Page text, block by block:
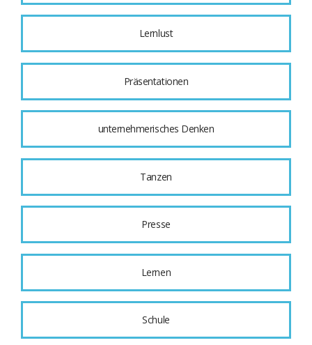
Lernlust
Präsentationen
unternehmerisches Denken
Tanzen
Presse
Lernen
Schule